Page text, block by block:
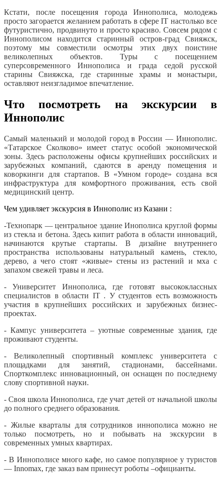
Кстати, после посещения города Иннополиса, молодежь
просто загорается желанием работать в сфере IT настолько все
футуристично, продвинуто и просто красиво. Совсем рядом с
Иннополисом находится старинный остров-град Свияжск,
поэтому мы совместили осмотры этих двух поистине
великолепных объектов. Туры с посещением
суперсовременного Иннополиса и града седой русской
старины Свияжска, где старинные храмы и монастыри,
оставляют неизгладимое впечатление.
Что посмотреть на экскурсии в
Иннополис
Самый маленький и молодой город в России ― Иннополис.
«Татарское Сколково» имеет статус особой экономической
зоны. Здесь расположены офисы крупнейших российских и
зарубежных компаний, сдаются в аренду помещения и
коворкинги для стартапов. В «Умном городе» создана вся
инфраструктура для комфортного проживания, есть свой
медицинский центр.
Чем удивляет экскурсия в Иннополис из Казани :
-Технопарк ― центральное здание Инополиса круглой формы
из стекла и бетона. Здесь кипит работа в области инноваций,
начинаются крутые стартапы. В дизайне внутреннего
пространства использованы натуральный камень, стекло,
дерево, а чего стоят «живые» стены из растений и мха с
запахом свежей травы и леса.
- Университет Иннополиса, где готовят высококлассных
специалистов в области IT . У студентов есть возможность
участия в крупнейших российских и зарубежных бизнес-
проектах.
- Кампус университета – уютные современные здания, где
проживают студенты.
- Великолепный спортивный комплекс университета с
площадками для занятий, стадионами, бассейнами.
Спорткомплекс инновационный, он оснащен по последнему
слову спортивной науки.
- Своя школа Иннополиса, где учат детей от начальной школы
до полного среднего образования.
- Жилые кварталы для сотрудников иннополиса можно не
только посмотреть, но и побывать на экскурсии в
современных умных квартирах.
- В Иннополисе много кафе, но самое популярное у туристов
― Innomax, где заказ вам принесут роботы –официанты.